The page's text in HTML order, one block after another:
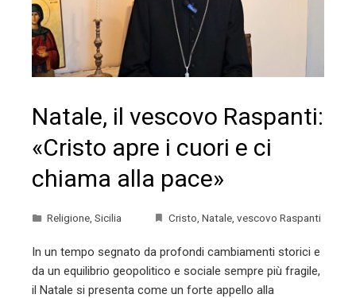
Natale, il vescovo Raspanti:
«Cristo apre i cuori e ci
chiama alla pace»
Religione Sicilia Cristo Natale vescovo Raspanti
In un tempo segnato da profondi cambiamenti storici e
da un equilibrio geopolitico e sociale sempre più fragile,
il Natale si presenta come un forte appello alla